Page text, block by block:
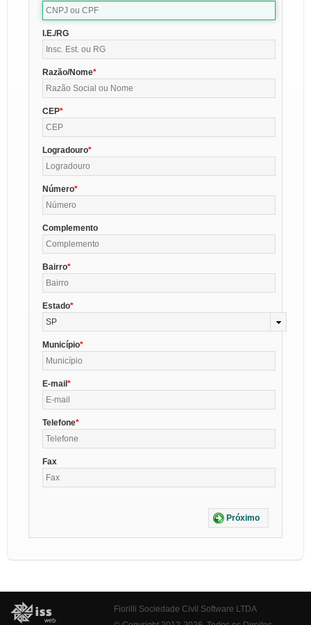
I.E./RG
Razão/Nome
CEP
Logradouro
Número
Complemento
Bairro
Estado
SP
Município
E-mail
Telefone
Fax
Próximo
Fiorilli Sociedade Civil Software LTDA